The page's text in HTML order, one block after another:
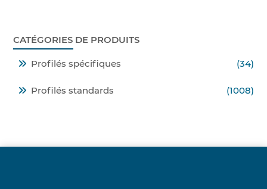
CATÉGORIES DE PRODUITS
Profilés spécifiques (34)
Profilés standards (1008)